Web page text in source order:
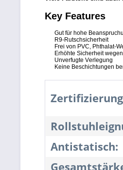
Key Features
Gut für hohe
R9-Rutschsicherheit
Frei von PVC, Phthalat-
Erhöhte Sicherheit
Unverfugte Verlegung
Keine Beschichtungen
Antistatisch: